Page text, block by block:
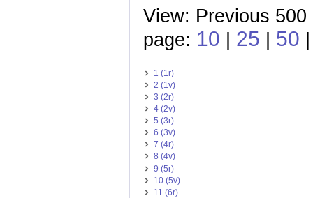
View: Previous
page: 10 25 50
1 (1r)
2 (1v)
3 (2r)
4 (2v)
5 (3r)
6 (3v)
7 (4r)
8 (4v)
9 (5r)
10 (5v)
11 (6r)